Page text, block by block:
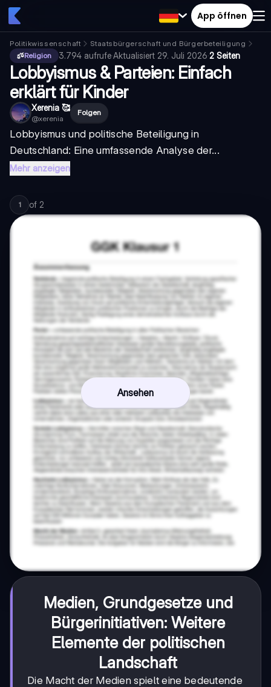
App öffnen
Politikwissenschaft Staatsbürgerschaft und Bürgerbeteiligung
Religion
3.794 aufrufe·Aktualisiert 29. Juli 2026·2 Seiten
Lobbyismus & Parteien: Einfach
erklärt für Kinder
Xerenia 🥰
@xerenia
Folgen
Lobbyismus und politische Beteiligung in
Deutschland: Eine umfassende Analyse der...
Mehr anzeigen
1 of 2
Ansehen
Medien, Grundgesetze und
Bürgerinitiativen: Weitere
Elemente der politischen
Landschaft
Die Macht der Medien spielt eine bedeutende